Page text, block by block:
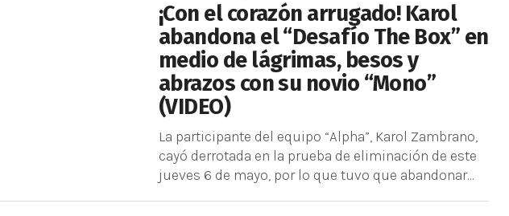
¡Con el corazón arrugado! Karol
abandona el “Desafío The Box” en
medio de lágrimas, besos y
abrazos con su novio “Mono”
(VIDEO)
La participante del equipo “Alpha”, Karol Zambrano,
cayó derrotada en la prueba de eliminación de este
jueves 6 de mayo, por lo que tuvo que abandonar...